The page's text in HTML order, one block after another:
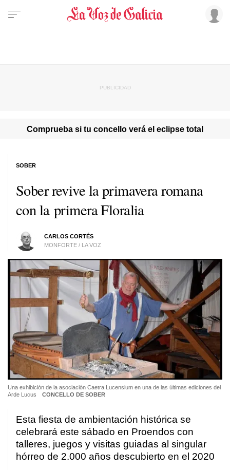
Comprueba si tu concello verá el eclipse total
Sober revive la primavera romana
con la primera Floralia
CARLOS CORTÉS
MONFORTE / LA VOZ
SOBER
Una exhibición de la asociación Caetra Lucensium en una de las últimas ediciones del
Arde Lucus
CONCELLO DE SOBER
Esta fiesta de ambientación histórica se
celebrará este sábado en Proendos con
talleres, juegos y visitas guiadas al singular
hórreo de 2.000 años descubierto en el 2020